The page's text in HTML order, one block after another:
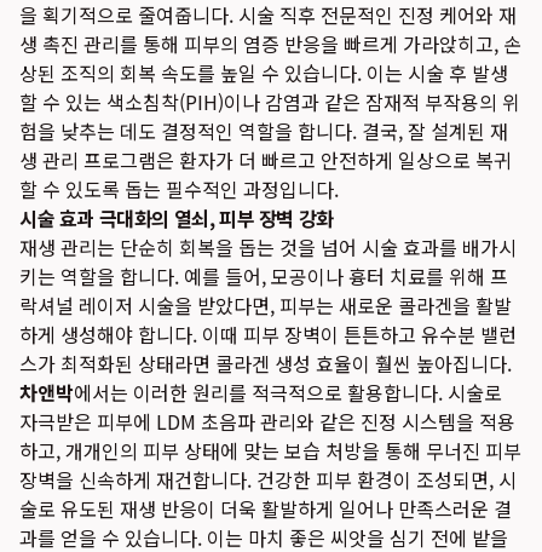
을 획기적으로 줄여줍니다. 시술 직후 전문적인 진정 케어와 재
생 촉진 관리를 통해 피부의 염증 반응을 빠르게 가라앉히고, 손
상된 조직의 회복 속도를 높일 수 있습니다. 이는 시술 후 발생
할 수 있는 색소침착(PIH)이나 감염과 같은 잠재적 부작용의 위
험을 낮추는 데도 결정적인 역할을 합니다. 결국, 잘 설계된 재
생 관리 프로그램은 환자가 더 빠르고 안전하게 일상으로 복귀
할 수 있도록 돕는 필수적인 과정입니다.
시술 효과 극대화의 열쇠, 피부 장벽 강화
재생 관리는 단순히 회복을 돕는 것을 넘어 시술 효과를 배가시
키는 역할을 합니다. 예를 들어, 모공이나 흉터 치료를 위해 프
락셔널 레이저 시술을 받았다면, 피부는 새로운 콜라겐을 활발
하게 생성해야 합니다. 이때 피부 장벽이 튼튼하고 유수분 밸런
스가 최적화된 상태라면 콜라겐 생성 효율이 훨씬 높아집니다.
차앤박에서는 이러한 원리를 적극적으로 활용합니다. 시술로
자극받은 피부에 LDM 초음파 관리와 같은 진정 시스템을 적용
하고, 개개인의 피부 상태에 맞는 보습 처방을 통해 무너진 피부
장벽을 신속하게 재건합니다. 건강한 피부 환경이 조성되면, 시
술로 유도된 재생 반응이 더욱 활발하게 일어나 만족스러운 결
과를 얻을 수 있습니다. 이는 마치 좋은 씨앗을 심기 전에 밭을